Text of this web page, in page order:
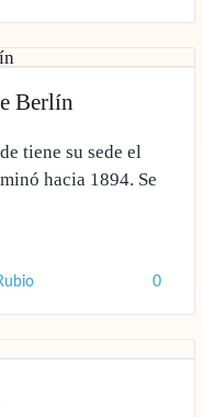
Berlín
tiene su sede el
hacia 1894. Se
0